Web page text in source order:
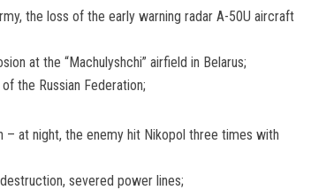
the loss of the early warning radar A-50U aircraft
at the “Machulyshchi” airfield in Belarus;
the Russian Federation;
– at night, the enemy hit Nikopol three times with
severed power lines;